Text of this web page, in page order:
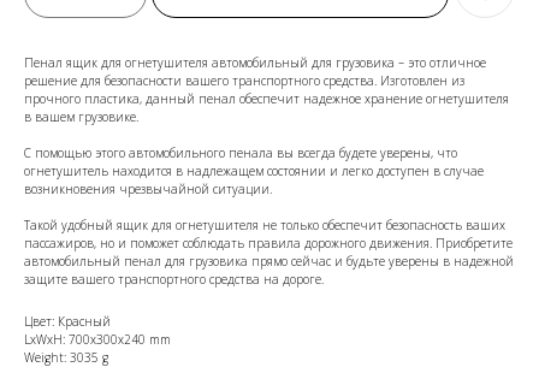
Пенал ящик для огнетушителя автомобильный для грузовика – это отличное
решение для безопасности вашего транспортного средства. Изготовлен из
прочного пластика, данный пенал обеспечит надежное хранение огнетушителя
в вашем грузовике.
С помощью этого автомобильного пенала вы всегда будете уверены, что
огнетушитель находится в надлежащем состоянии и легко доступен в случае
возникновения чрезвычайной ситуации.
Такой удобный ящик для огнетушителя не только обеспечит безопасность ваших
пассажиров, но и поможет соблюдать правила дорожного движения. Приобретите
автомобильный пенал для грузовика прямо сейчас и будьте уверены в надежной
защите вашего транспортного средства на дороге.
Цвет: Красный
LxWxH: 700x300x240 mm
Weight: 3035 g